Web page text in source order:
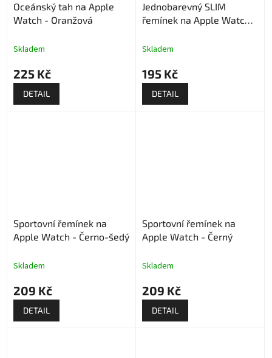
Oceánský tah na Apple
Watch - Oranžová
Skladem
225 Kč
DETAIL
Jednobarevný SLIM
řemínek na Apple Watch -
Skladem
195 Kč
DETAIL
Sportovní řemínek na
Apple Watch - Černo-šedý
Skladem
209 Kč
DETAIL
Sportovní řemínek na
Apple Watch - Černý
Skladem
209 Kč
DETAIL